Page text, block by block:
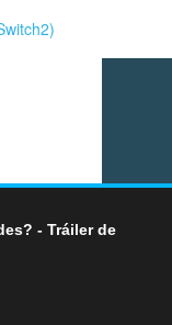
)
- Tráiler de